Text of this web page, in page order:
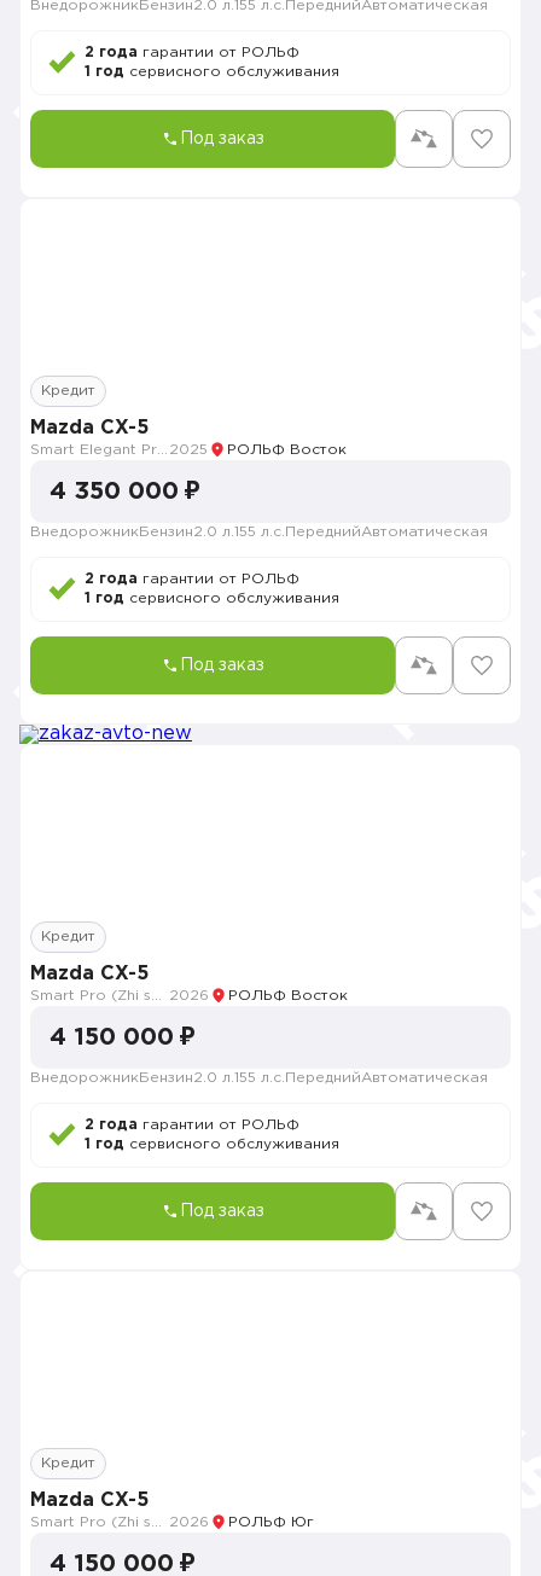
Внедорожник Бензин2.0 л. 155 л.с. ПереднийАвтоматическая
2 года гарантии от РОЛЬФ
1 год сервисного обслуживания
Под заказ
Кредит
Mazda CX-5
2025 РОЛЬФ Восток
4 350 000 ₽
Внедорожник Бензин2.0 л. 155 л.с. ПереднийАвтоматическая
2 года гарантии от РОЛЬФ
1 год сервисного обслуживания
Под заказ
Кредит
Mazda CX-5
2026 РОЛЬФ Восток
4 150 000 ₽
Внедорожник Бензин2.0 л. 155 л.с. ПереднийАвтоматическая
2 года гарантии от РОЛЬФ
1 год сервисного обслуживания
Под заказ
Кредит
Mazda CX-5
2026 РОЛЬФ Юг
4 150 000 ₽